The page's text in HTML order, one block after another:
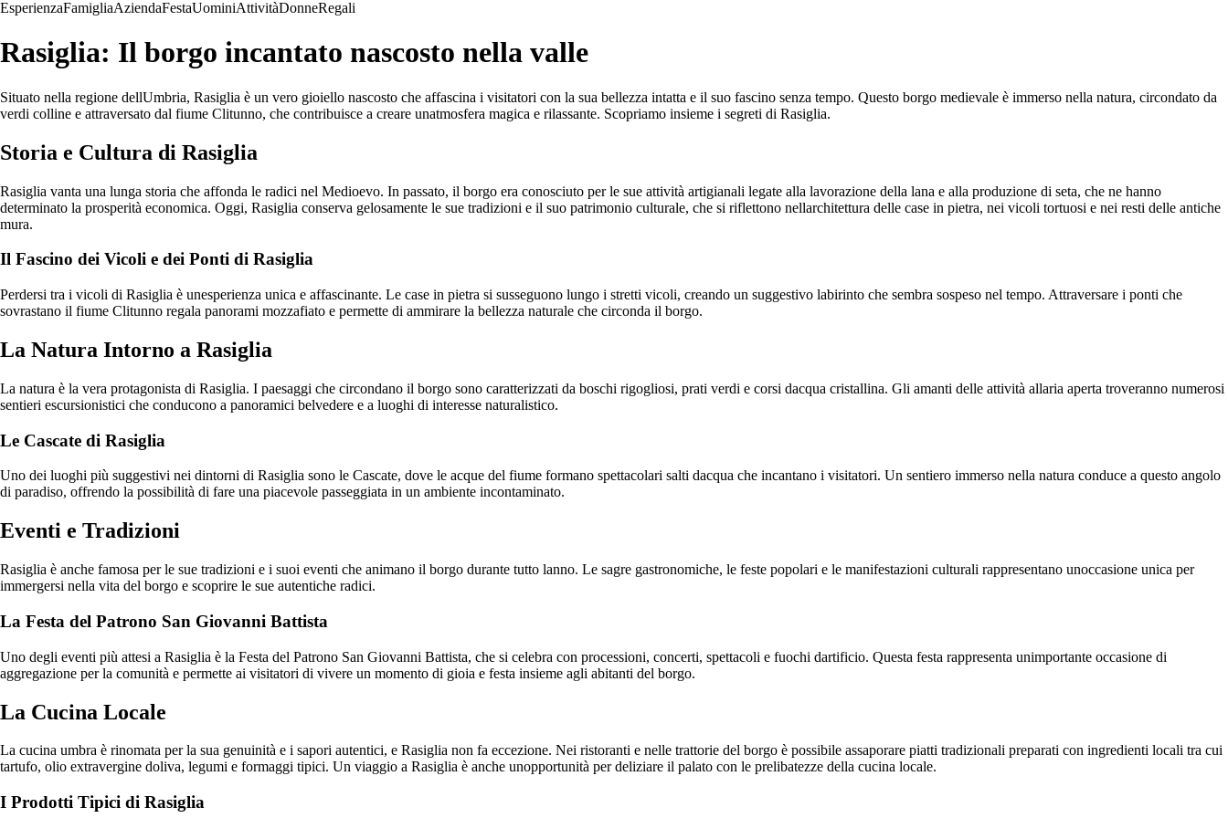
EsperienzaFamigliaAziendaFestaUominiAttivitàDonneRegali
Rasiglia: Il borgo incantato nascosto nella valle
Situato nella regione dellUmbria, Rasiglia è un vero gioiello nascosto che affascina i visitatori con la sua bellezza intatta e il suo fascino senza tempo. Questo borgo medievale è immerso nella natura, circondato da
verdi colline e attraversato dal fiume Clitunno, che contribuisce a creare unatmosfera magica e rilassante. Scopriamo insieme i segreti di Rasiglia.
Storia e Cultura di Rasiglia
Rasiglia vanta una lunga storia che affonda le radici nel Medioevo. In passato, il borgo era conosciuto per le sue attività artigianali legate alla lavorazione della lana e alla produzione di seta, che ne hanno
determinato la prosperità economica. Oggi, Rasiglia conserva gelosamente le sue tradizioni e il suo patrimonio culturale, che si riflettono nellarchitettura delle case in pietra, nei vicoli tortuosi e nei resti delle antiche
mura.
Il Fascino dei Vicoli e dei Ponti di Rasiglia
Perdersi tra i vicoli di Rasiglia è unesperienza unica e affascinante. Le case in pietra si susseguono lungo i stretti vicoli, creando un suggestivo labirinto che sembra sospeso nel tempo. Attraversare i ponti che
sovrastano il fiume Clitunno regala panorami mozzafiato e permette di ammirare la bellezza naturale che circonda il borgo.
La Natura Intorno a Rasiglia
La natura è la vera protagonista di Rasiglia. I paesaggi che circondano il borgo sono caratterizzati da boschi rigogliosi, prati verdi e corsi dacqua cristallina. Gli amanti delle attività allaria aperta troveranno numerosi
sentieri escursionistici che conducono a panoramici belvedere e a luoghi di interesse naturalistico.
Le Cascate di Rasiglia
Uno dei luoghi più suggestivi nei dintorni di Rasiglia sono le Cascate, dove le acque del fiume formano spettacolari salti dacqua che incantano i visitatori. Un sentiero immerso nella natura conduce a questo angolo
di paradiso, offrendo la possibilità di fare una piacevole passeggiata in un ambiente incontaminato.
Eventi e Tradizioni
Rasiglia è anche famosa per le sue tradizioni e i suoi eventi che animano il borgo durante tutto lanno. Le sagre gastronomiche, le feste popolari e le manifestazioni culturali rappresentano unoccasione unica per
immergersi nella vita del borgo e scoprire le sue autentiche radici.
La Festa del Patrono San Giovanni Battista
Uno degli eventi più attesi a Rasiglia è la Festa del Patrono San Giovanni Battista, che si celebra con processioni, concerti, spettacoli e fuochi dartificio. Questa festa rappresenta unimportante occasione di
aggregazione per la comunità e permette ai visitatori di vivere un momento di gioia e festa insieme agli abitanti del borgo.
La Cucina Locale
La cucina umbra è rinomata per la sua genuinità e i sapori autentici, e Rasiglia non fa eccezione. Nei ristoranti e nelle trattorie del borgo è possibile assaporare piatti tradizionali preparati con ingredienti locali tra cui
tartufo, olio extravergine doliva, legumi e formaggi tipici. Un viaggio a Rasiglia è anche unopportunità per deliziare il palato con le prelibatezze della cucina locale.
I Prodotti Tipici di Rasiglia